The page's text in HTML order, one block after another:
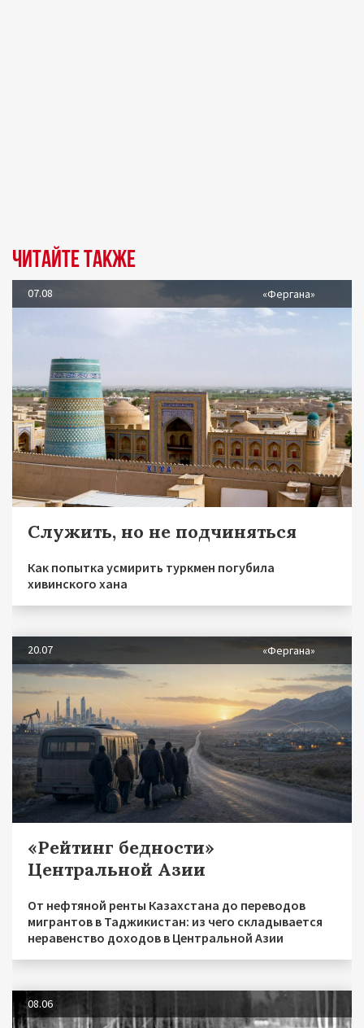
Читайте также
07.08 «Фергана»
Служить, но не подчиняться
Как попытка усмирить туркмен погубила
хивинского хана
20.07 «Фергана»
«Рейтинг бедности»
Центральной Азии
От нефтяной ренты Казахстана до переводов
мигрантов в Таджикистан: из чего складывается
неравенство доходов в Центральной Азии
08.06